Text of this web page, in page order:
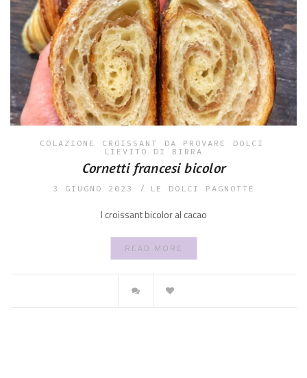
COLAZIONE CROISSANT DA PROVARE
DOLCI
LIEVITO DI BIRRA
Cornetti francesi bicolor
3 GIUGNO 2023 LE DOLCI PAGNOTTE
I croissant bicolor al cacao
READ MORE